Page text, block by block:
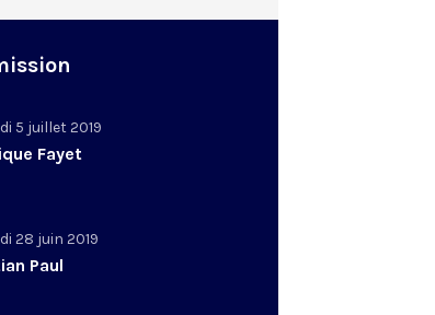
5 juillet 2019
Fayet
28 juin 2019
Paul